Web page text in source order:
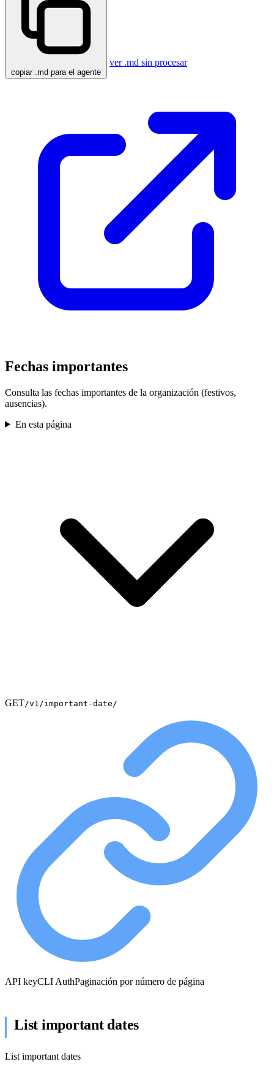
copiar .md para el agente
ver .md sin procesar
Fechas importantes
Consulta las fechas importantes de la organización (festivos,
ausencias).
En esta página
GET/v1/important-date/
API keyCLI AuthPaginación por número de página
List important dates
List important dates